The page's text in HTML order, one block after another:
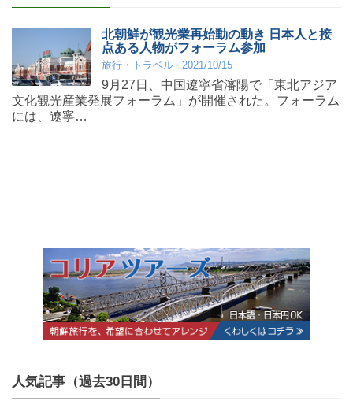
北朝鮮が観光業再始動の動き 日本人と接
点ある人物がフォーラム参加
旅行・トラベル 2021/10/15
9月27日、中国遼寧省瀋陽で「東北アジア
文化観光産業発展フォーラム」が開催された。フォーラム
には、遼寧…
人気記事（過去30日間）